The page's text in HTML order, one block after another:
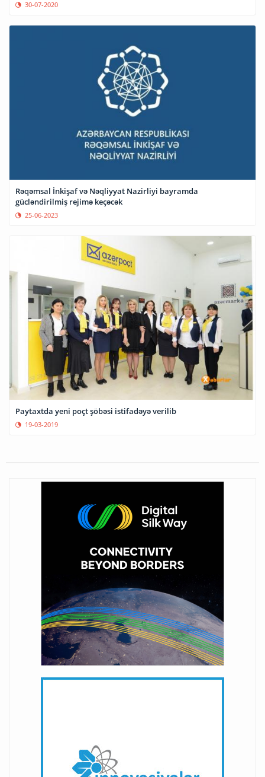
30-07-2020
Rəqəmsal İnkişaf və Nəqliyyat Nazirliyi bayramda
gücləndirilmiş rejimə keçəcək
25-06-2023
Paytaxtda yeni poçt şöbəsi istifadəyə verilib
19-03-2019